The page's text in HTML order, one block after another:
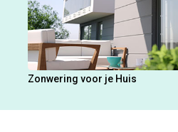
Zonwering voor je Huis